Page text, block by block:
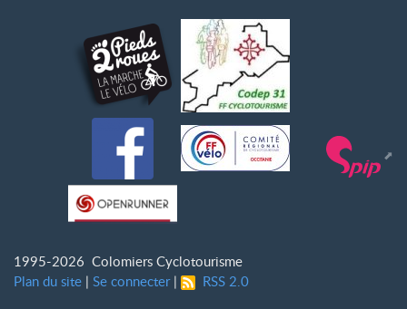
1995-2026 Colomiers Cyclotourisme
Plan du site | Se connecter| RSS 2.0